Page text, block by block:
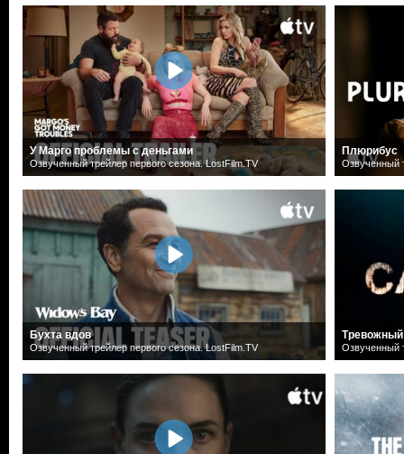
У Марго проблемы с деньгами
Озвученный трейлер первого сезона. LostFilm.TV
Бухта вдов
Озвученный трейлер первого сезона. LostFilm.TV
Плюрибус
Озвученный
Тревожный
Озвученный